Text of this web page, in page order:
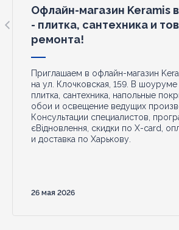
Офлайн-магазин Keramis
- плитка, сантехника и
ремонта!
Приглашаем в офлайн-магазин
на ул. Клочковская, 159. В
плитка, сантехника, напольные
обои и освещение ведущих
Консультации специалистов,
єВідновлення, скидки по X-card,
и доставка по Харькову.
26 мая 2026